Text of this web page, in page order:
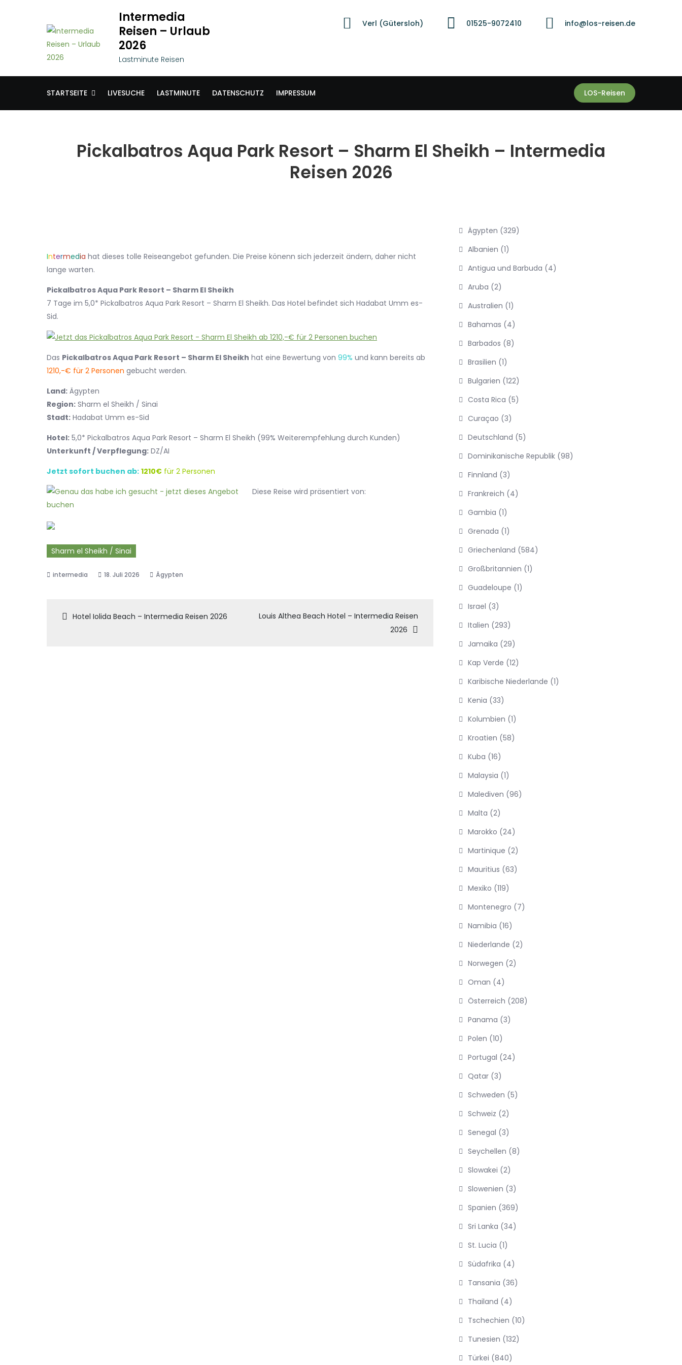
Intermedia
Reisen – Urlaub
2026
Lastminute Reisen
Verl (Gütersloh) 01525-9072410 info@los-reisen.de
STARTSEITE LIVESUCHE LASTMINUTE DATENSCHUTZ IMPRESSUM LOS-Reisen
Pickalbatros Aqua Park Resort – Sharm El Sheikh – Intermedia
Reisen 2026
Intermedia hat dieses tolle Reiseangebot gefunden. Die Preise könenn sich jederzeit ändern, daher nicht
lange warten.
Pickalbatros Aqua Park Resort – Sharm El Sheikh
7 Tage im 5,0* Pickalbatros Aqua Park Resort – Sharm El Sheikh. Das Hotel befindet sich Hadabat Umm es-
Sid.
Das Pickalbatros Aqua Park Resort – Sharm El Sheikh hat eine Bewertung von 99% und kann bereits ab
1210,-€ für 2 Personen gebucht werden.
Land: Ägypten
Region: Sharm el Sheikh / Sinai
Stadt: Hadabat Umm es-Sid
Hotel: 5,0* Pickalbatros Aqua Park Resort – Sharm El Sheikh (99% Weiterempfehlung durch Kunden)
Unterkunft / Verpflegung: DZ/AI
Jetzt sofort buchen ab: 1210€ für 2 Personen
Diese Reise wird präsentiert von:
Sharm el Sheikh / Sinai
18. Juli 2026 Ägypten
Beitragsnavigation
Hotel Iolida Beach – Intermedia Reisen 2026
Louis Althea Beach Hotel – Intermedia Reisen
2026
Ägypten (329)
Albanien (1)
Antigua und Barbuda (4)
Aruba (2)
Australien (1)
Bahamas (4)
Barbados (8)
Brasilien (1)
Bulgarien (122)
Costa Rica (5)
Curaçao (3)
Deutschland (5)
Dominikanische Republik (98)
Finnland (3)
Frankreich (4)
Gambia (1)
Grenada (1)
Griechenland (584)
Großbritannien (1)
Guadeloupe (1)
Israel (3)
Italien (293)
Jamaika (29)
Kap Verde (12)
Karibische Niederlande (1)
Kenia (33)
Kolumbien (1)
Kroatien (58)
Kuba (16)
Malaysia (1)
Malediven (96)
Malta (2)
Marokko (24)
Martinique (2)
Mauritius (63)
Mexiko (119)
Montenegro (7)
Namibia (16)
Niederlande (2)
Norwegen (2)
Oman (4)
Österreich (208)
Panama (3)
Polen (10)
Portugal (24)
Qatar (3)
Schweden (5)
Schweiz (2)
Senegal (3)
Seychellen (8)
Slowakei (2)
Slowenien (3)
Spanien (369)
Sri Lanka (34)
St. Lucia (1)
Südafrika (4)
Tansania (36)
Thailand (4)
Tschechien (10)
Tunesien (132)
Türkei (840)